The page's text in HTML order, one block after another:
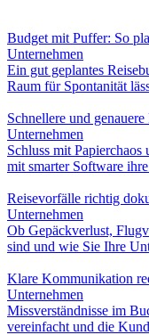
Budget mit Puffer: So
Unternehmen
Ein gut geplantes
Raum für Spontanität
Schnellere und
Unternehmen
Schluss mit
mit smarter Software
Reisevorfälle richtig
Unternehmen
Ob Gepäckverlust,
sind und wie Sie Ihre
Klare Kommunikation
Unternehmen
Missverständnisse im
vereinfacht und die